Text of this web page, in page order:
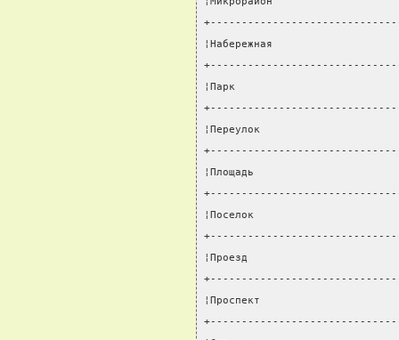
¦Набережная
¦Парк
¦Переулок
¦Площадь
¦Поселок
¦Проезд
¦Проспект